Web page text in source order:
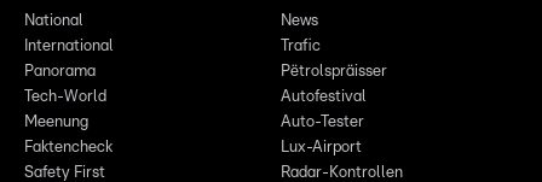
National
International
Panorama
Tech-World
Meenung
Faktencheck
Safety First
News
Trafic
Pëtrolspräisser
Autofestival
Auto-Tester
Lux-Airport
Radar-Kontrollen